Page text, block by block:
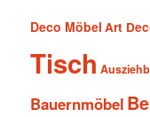
Deco Möbel Art
Tisch
Bauernmöbel